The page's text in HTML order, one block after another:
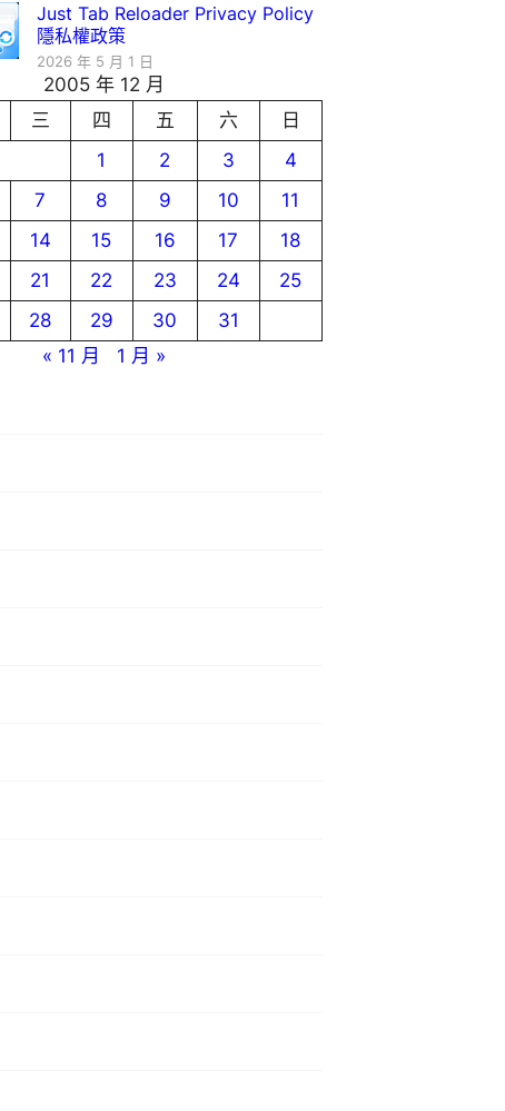
Just Tab Reloader Privacy Policy
隱私權政策
2026 年 5 月 1 日
2005 年 12 月
三 四 五 六
日
1
2 3
4
7 8 9 10
11
14 15 16 17
18
21 22 23 24
25
28 29 30
31
« 11 月
1 月 »